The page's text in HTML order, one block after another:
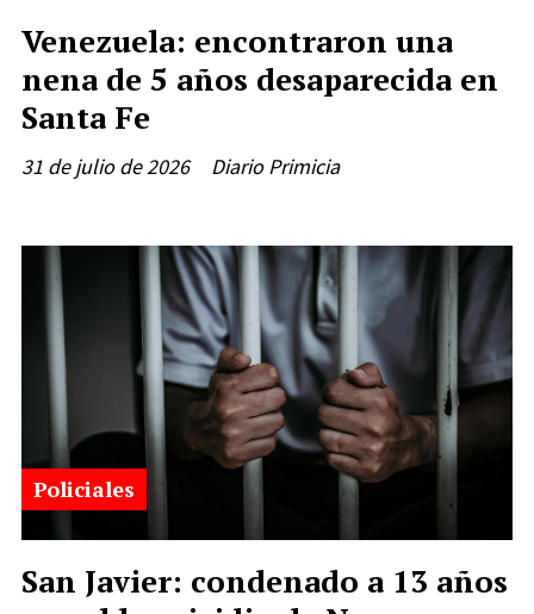
Venezuela: encontraron una
nena de 5 años desaparecida en
Santa Fe
Diario Primicia
31 de julio de 2026
San Javier: condenado a 13 años
Policiales